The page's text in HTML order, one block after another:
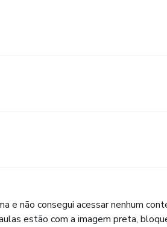
e não consegui acessar nenhum
estão com a imagem preta,